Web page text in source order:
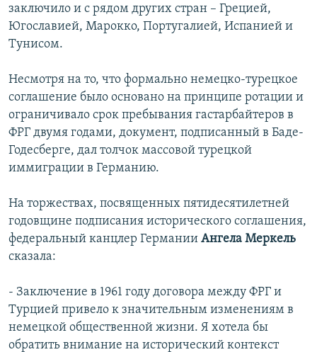
заключило и с рядом других стран – Грецией,
Югославией, Марокко, Португалией, Испанией и
Тунисом.
Несмотря на то, что формально немецко-турецкое
соглашение было основано на принципе ротации и
ограничивало срок пребывания гастарбайтеров в
ФРГ двумя годами, документ, подписанный в Баде-
Годесберге, дал толчок массовой турецкой
иммиграции в Германию.
На торжествах, посвященных пятидесятилетней
годовщине подписания исторического соглашения,
федеральный канцлер Германии Ангела Меркель
сказала:
- Заключение в 1961 году договора между ФРГ и
Турцией привело к значительным изменениям в
немецкой общественной жизни. Я хотела бы
обратить внимание на исторический контекст